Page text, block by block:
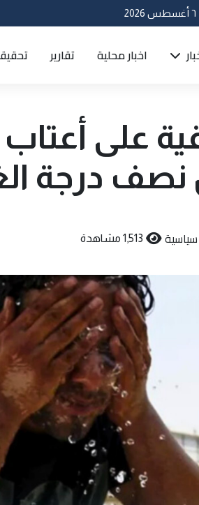
اخبار محلية تقارير
على
درجة
سياسية 1,513 مشاهدة